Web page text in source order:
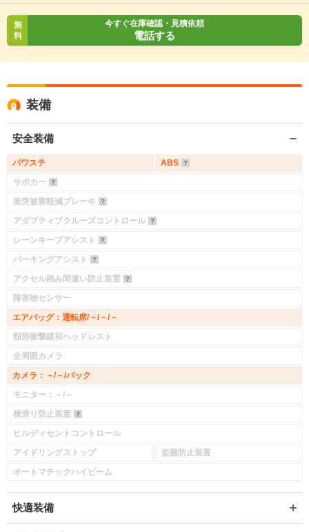
無
料
今すぐ在庫確認・見積依頼
電話する
装備
安全装備
パワステ
ABS
サポカー
衝突被害軽減ブレーキ
アダプティブクルーズコントロール
レーンキープアシスト
パーキングアシスト
アクセル踏み間違い防止装置
障害物センサー
エアバッグ：運転席/－/－/－
頸部衝撃緩和ヘッドレスト
全周囲カメラ
カメラ：－/－/バック
モニター：－/－
横滑り防止装置
ヒルディセントコントロール
アイドリングストップ
盗難防止装置
オートマチックハイビーム
快適装備
入力途中の情報を保存しますか？
※保存された情報は90日で破棄されます